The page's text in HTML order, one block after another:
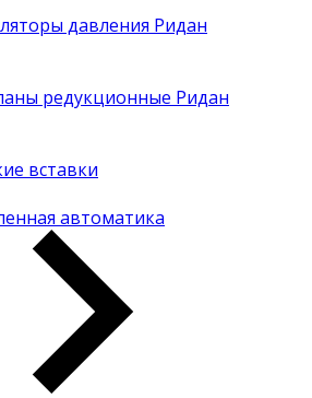
давления Ридан
редукционные Ридан
вставки
автоматика